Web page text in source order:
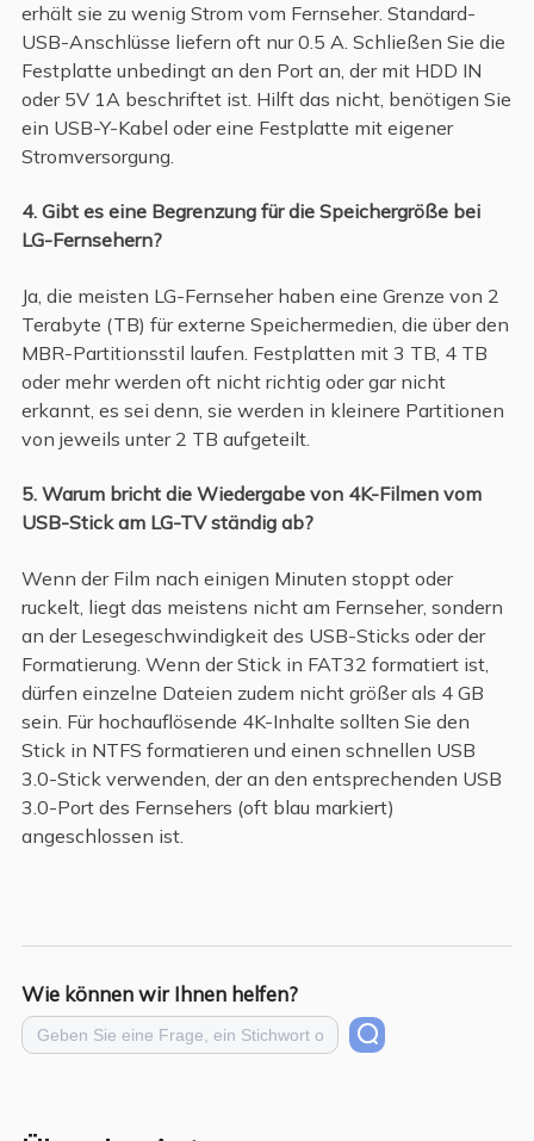
erhält sie zu wenig Strom vom Fernseher. Standard-
USB-Anschlüsse liefern oft nur 0.5 A. Schließen Sie die
Festplatte unbedingt an den Port an, der mit HDD IN
oder 5V 1A beschriftet ist. Hilft das nicht, benötigen Sie
ein USB-Y-Kabel oder eine Festplatte mit eigener
Stromversorgung.
4. Gibt es eine Begrenzung für die Speichergröße bei
LG-Fernsehern?
Ja, die meisten LG-Fernseher haben eine Grenze von 2
Terabyte (TB) für externe Speichermedien, die über den
MBR-Partitionsstil laufen. Festplatten mit 3 TB, 4 TB
oder mehr werden oft nicht richtig oder gar nicht
erkannt, es sei denn, sie werden in kleinere Partitionen
von jeweils unter 2 TB aufgeteilt.
5. Warum bricht die Wiedergabe von 4K-Filmen vom
USB-Stick am LG-TV ständig ab?
Wenn der Film nach einigen Minuten stoppt oder
ruckelt, liegt das meistens nicht am Fernseher, sondern
an der Lesegeschwindigkeit des USB-Sticks oder der
Formatierung. Wenn der Stick in FAT32 formatiert ist,
dürfen einzelne Dateien zudem nicht größer als 4 GB
sein. Für hochauflösende 4K-Inhalte sollten Sie den
Stick in NTFS formatieren und einen schnellen USB
3.0-Stick verwenden, der an den entsprechenden USB
3.0-Port des Fernsehers (oft blau markiert)
angeschlossen ist.
Wie können wir Ihnen helfen?